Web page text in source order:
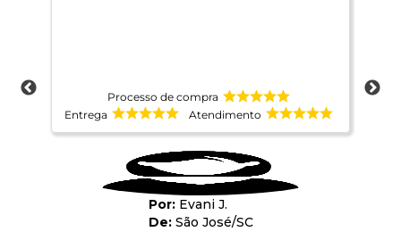
Processo de compra
Entrega
Atendimento
Evani J.
São José/SC